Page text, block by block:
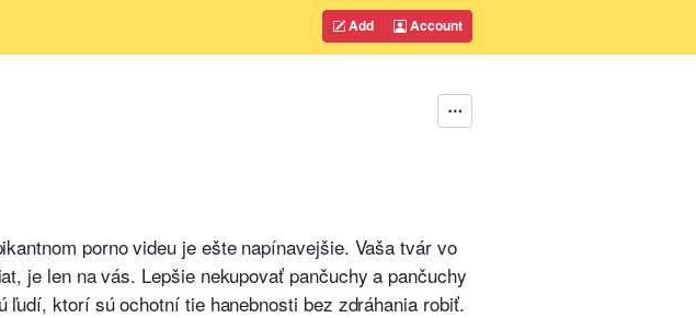
Add Account
porno videu je ešte napínavejšie. Vaša tvár vo
je len na vás. Lepšie nekupovať pančuchy a pančuchy
ktorí sú ochotní tie hanebnosti bez zdráhania robiť.